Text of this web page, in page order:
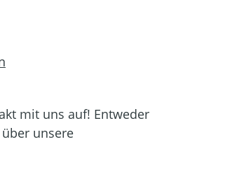
mit uns auf! Entweder
unsere